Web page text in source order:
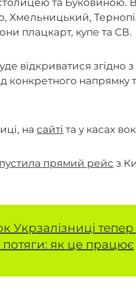
та Буковиною.
плацкарт, купе та СВ.
відкриватися згідно
конкретного напрямку
насайті та у касах
прямий рейс з
Укрзалізниці
потяги: як це працює